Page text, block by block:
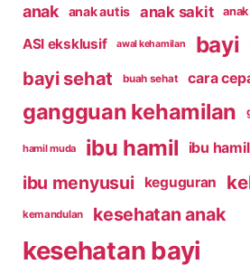
anak anak autis anak sakit
ASI eksklusif
awal kehamilan bayi
bayi sehat buah sehat cara
gangguan kehamilan
hamil muda ibu hamil ibu
ibu menyusui keguguran
kemandulan kesehatan anak
kesehatan bayi